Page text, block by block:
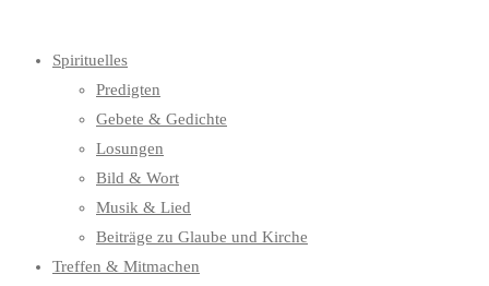
Spirituelles
Predigten
Gebete & Gedichte
Losungen
Bild & Wort
Musik & Lied
Beiträge zu Glaube und Kirche
Treffen & Mitmachen